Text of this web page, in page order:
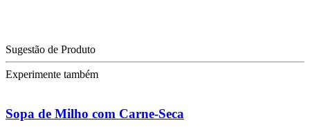
Sugestão de Produto
Experimente também
Sopa de Milho com Carne-Seca